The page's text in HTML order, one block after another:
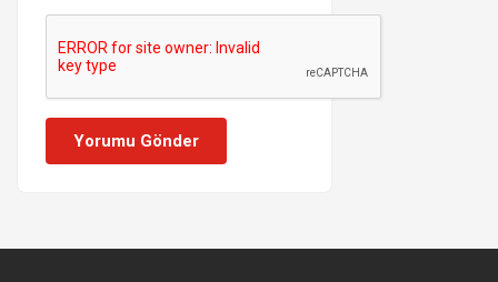
Yorumu Gönder